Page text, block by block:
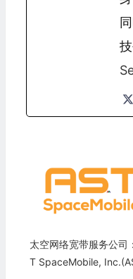
太空网络宽带服务公司
T SpaceMobile,